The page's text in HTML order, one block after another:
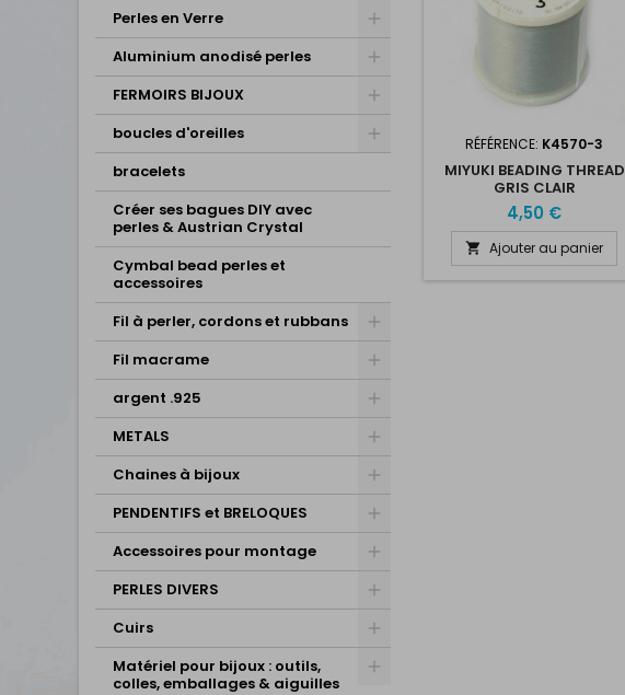
Perles en Verre
Aluminium anodisé perles
FERMOIRS BIJOUX
boucles d'oreilles
bracelets
Créer ses bagues DIY avec
perles & Austrian Crystal
Cymbal bead perles et
accessoires
Fil à perler, cordons et rubbans
Fil macrame
argent .925
METALS
Chaines à bijoux
PENDENTIFS et BRELOQUES
Accessoires pour montage
PERLES DIVERS
Cuirs
Matériel pour bijoux : outils,
colles, emballages & aiguilles
RÉFÉRENCE: K4570-3
MIYUKI BEADING THREAD
GRIS CLAIR
4,50 €
 Ajouter au panier